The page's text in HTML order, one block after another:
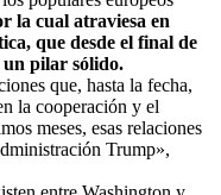
la cual atraviesa en
que desde el final de
pilar sólido.
que, hasta la fecha,
la cooperación y el
meses, esas relaciones
Trump»,